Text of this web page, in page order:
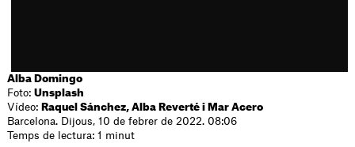
Alba Domingo
Foto: Unsplash
Vídeo: Raquel Sánchez, Alba Reverté i Mar Acero
Barcelona. Dijous, 10 de febrer de 2022. 08:06
Temps de lectura: 1 minut